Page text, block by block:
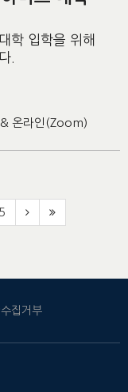
학 입학을 위해
.
& 온라인(Zoom)
5
집거부